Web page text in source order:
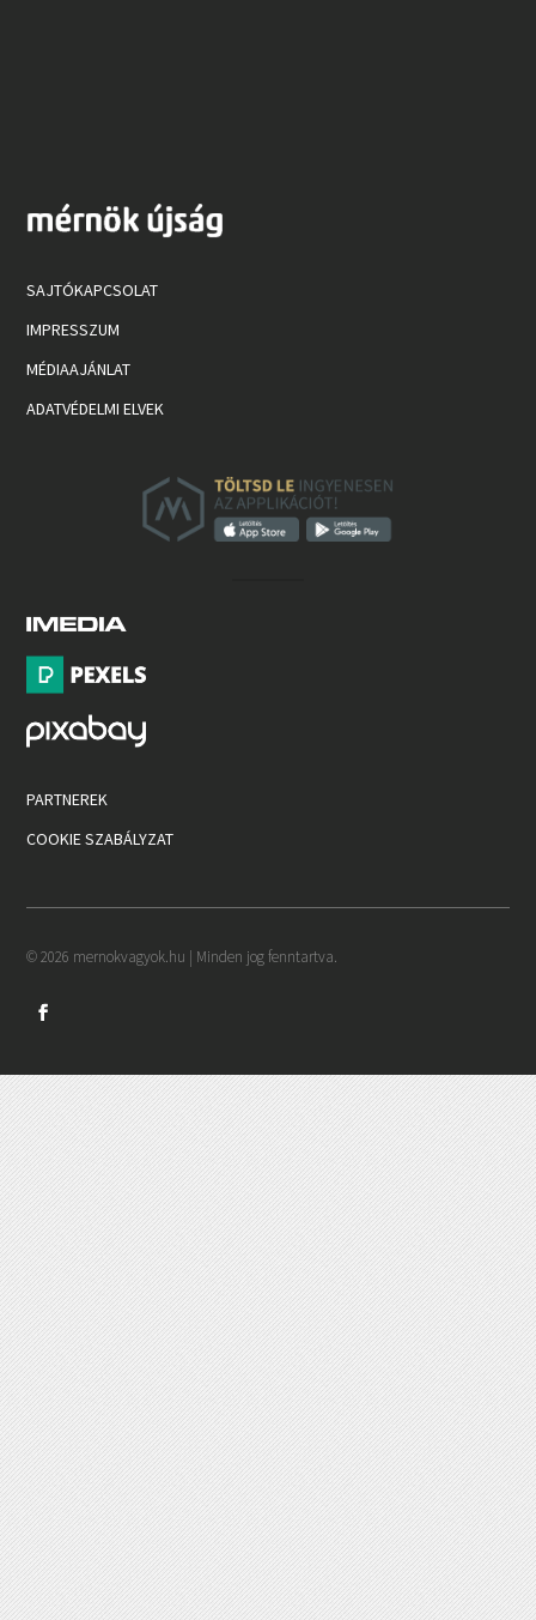
SAJTÓKAPCSOLAT
IMPRESSZUM
MÉDIAAJÁNLAT
ADATVÉDELMI ELVEK
PARTNEREK
COOKIE SZABÁLYZAT
© 2026 mernokvagyok.hu | Minden jog fenntartva.